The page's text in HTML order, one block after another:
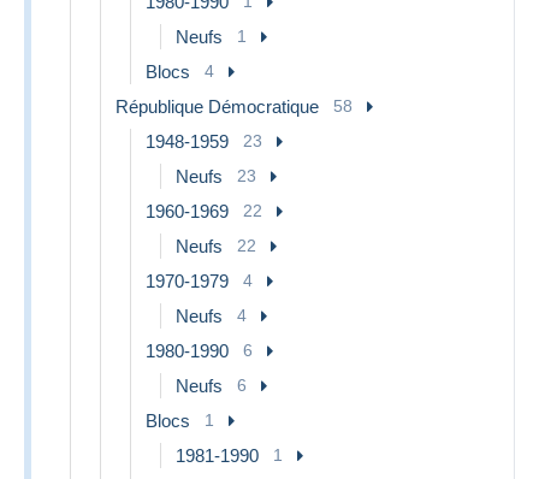
Neufs 1
Blocs 4
République Démocratique 58
1948-1959 23
Neufs 23
1960-1969 22
Neufs 22
1970-1979 4
Neufs 4
1980-1990 6
Neufs 6
Blocs 1
1981-1990 1